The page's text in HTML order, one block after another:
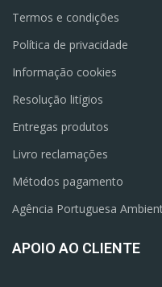
Termos e condições
Política de privacidade
Informação cookies
Resolução litígios
Entregas produtos
Livro reclamações
Métodos pagamento
Agência Portuguesa
APOIO AO CLIENTE